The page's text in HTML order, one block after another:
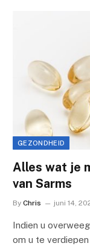
GEZONDHEID
Alles wat je
van Sarms
By Chris juni 14,
Indien u
om u te